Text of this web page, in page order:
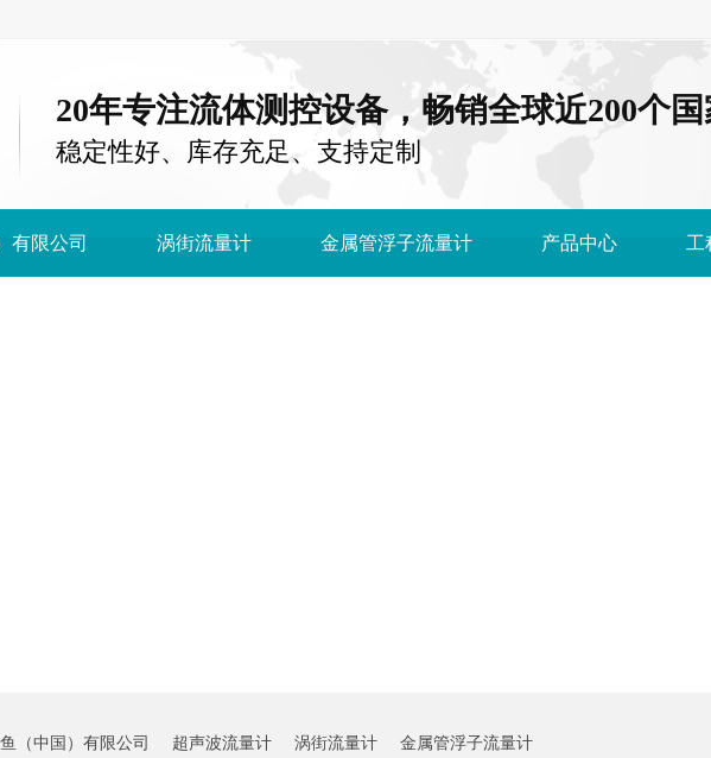
20年专注流体测控设备，畅销全球近200个国
稳定性好、库存充足、支持定制
有限公司 涡街流量计 金属管浮子流量计 产品中心 工
（中国）有限公司 超声波流量计 涡街流量计 金属管浮子流量计